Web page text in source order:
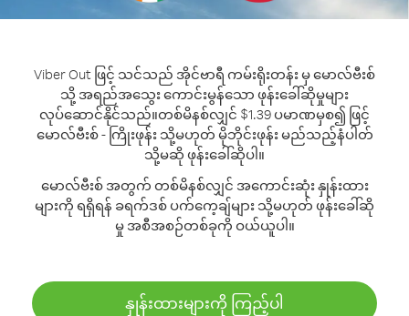
Viber Out ဖြင့် သင်သည် အိုင်ဗာရီ ကမ်းရိုးတန်း မှ မောလ်ဗီးစ်
သို့ အရည်အသွေး ကောင်းမွန်သော ဖုန်းခေါ်ဆိုမှုများ
လုပ်ဆောင်နိုင်သည်။တစ်မိနစ်လျှင် $1.39 ပမာဏမှစ၍ ဖြင့်
မောလ်ဗီးစ် - ကြိုးဖုန်း သို့မဟုတ် မိုဘိုင်းဖုန်း မည်သည့်နံပါတ်
သို့မဆို ဖုန်းခေါ်ဆိုပါ။
မောလ်ဗီးစ် အတွက် တစ်မိနစ်လျှင် အကောင်းဆုံး နှုန်းထား
များကို ရရှိရန် ခရက်ဒစ် ပက်ကေ့ချ်များ သို့မဟုတ် ဖုန်းခေါ်ဆို
မှု အစီအစဉ်တစ်ခုကို ဝယ်ယူပါ။
နှုန်းထားများကို ကြည့်ပါ